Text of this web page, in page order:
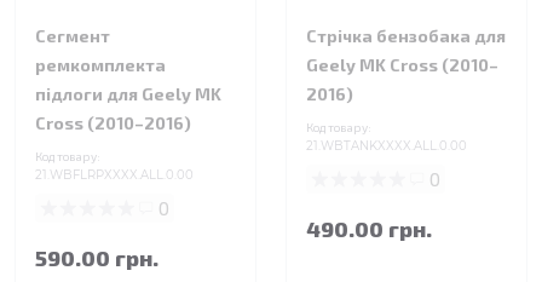
Сегмент
ремкомплекта
підлоги для Geely MK
Cross (2010–2016)
Код товару:
21.WBFLRPXXXX.ALL.0.00
0
590.00 грн.
Стрічка бензобака для
Geely MK Cross (2010–
2016)
Код товару:
21.WBTANKXXXX.ALL.0.00
0
490.00 грн.